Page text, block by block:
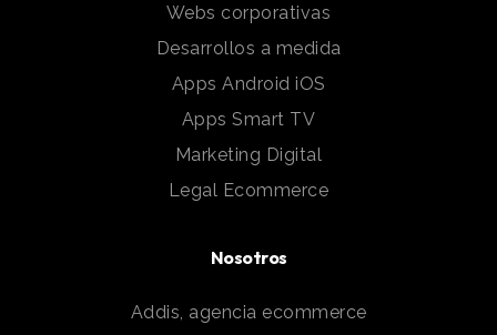
Webs corporativas
Desarrollos a medida
Apps Android iOS
Apps Smart TV
Marketing Digital
Legal Ecommerce
Nosotros
Addis, agencia ecommerce